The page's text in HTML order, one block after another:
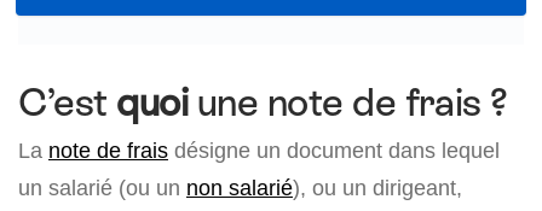
C’est quoiune note de frais ?
La note de frais désigne un document dans lequel
un salarié (ou un non salarié), ou un dirigeant,